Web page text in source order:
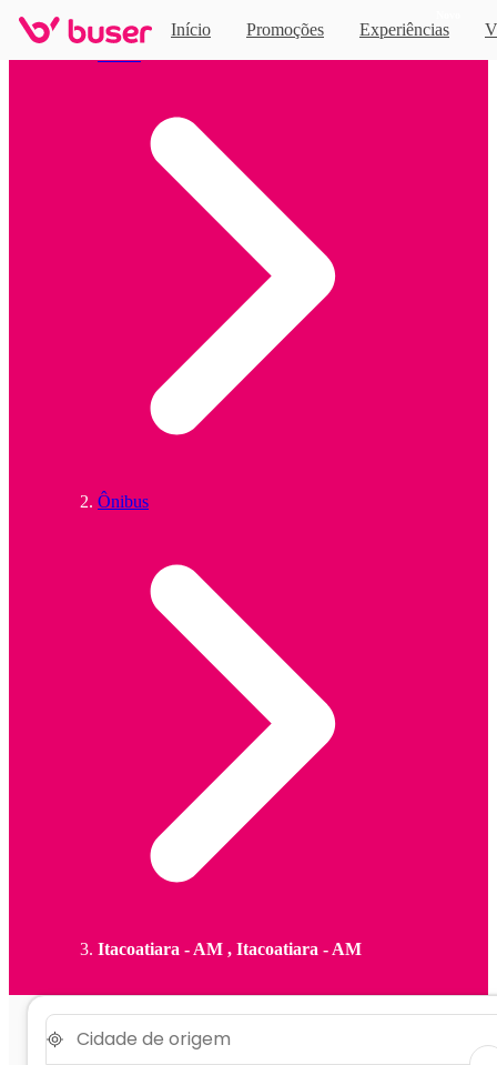
Início Promoções Experiências
Ônibus
Itacoatiara - AM , Itacoatiara - AM